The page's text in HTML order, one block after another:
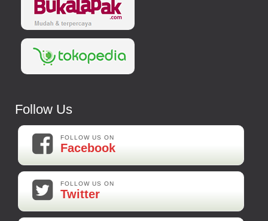
Follow Us
FOLLOW US ON
Facebook
FOLLOW US ON
Twitter